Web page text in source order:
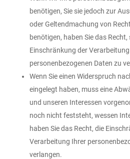
benötigen, Sie sie jedoch zur
oder Geltendmachung von
benötigen, haben Sie das
Einschränkung der
personenbezogenen Daten zu
Wenn Sie einen Widerspruch
eingelegt haben, muss eine
und unseren Interessen
noch nicht feststeht, wessen
haben Sie das Recht, die
Verarbeitung Ihrer
verlangen.